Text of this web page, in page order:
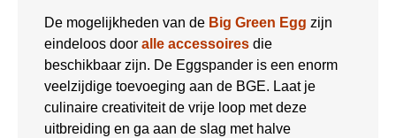
De mogelijkheden van de Big Green Egg zijn
eindeloos door alle accessoires die
beschikbaar zijn. De Eggspander is een enorm
veelzijdige toevoeging aan de BGE. Laat je
culinaire creativiteit de vrije loop met deze
uitbreiding en ga aan de slag met halve